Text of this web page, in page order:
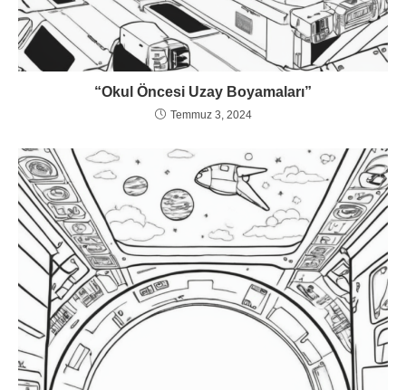
“Okul Öncesi Uzay Boyamaları”
Temmuz 3, 2024